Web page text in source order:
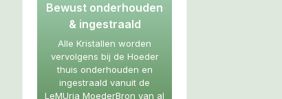
Bewust onderhouden
& ingestraald
Alle Kristallen worden
vervolgens bij de Hoeder
thuis onderhouden en
ingestraald vanuit de
LeMUria MoederBron van al